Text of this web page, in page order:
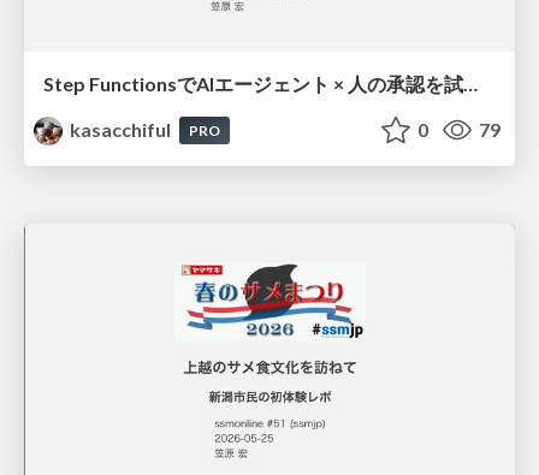
kasacchiful
PRO 0 79